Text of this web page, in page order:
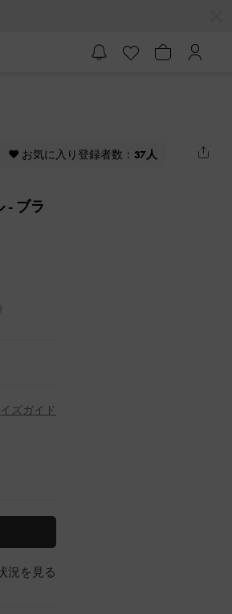
♥ お気に入り登録者数： 37人
- ブラ
ズガイド
況を見る